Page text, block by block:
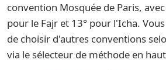
convention Mosquée de Paris,
pour le Fajr et 13° pour l'Icha.
de choisir d'autres conventions
via le sélecteur de méthode en